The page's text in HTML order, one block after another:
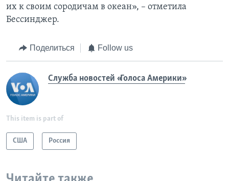
их к своим сородичам в океан», – отметила
Бессинджер.
Поделиться Follow us
Служба новостей «Голоса Америки»
This item is part of
США Россия